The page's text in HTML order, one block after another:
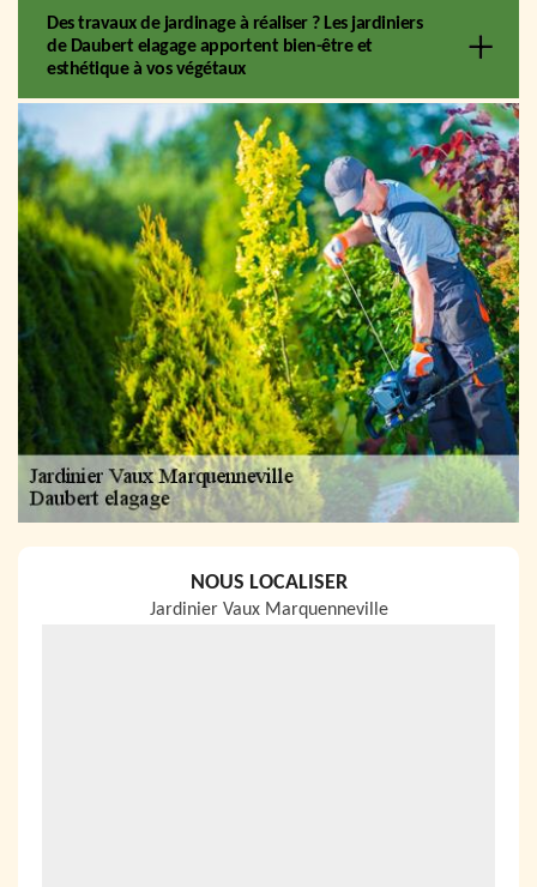
Des travaux de jardinage à réaliser ? Les jardiniers
de Daubert elagage apportent bien-être et
esthétique à vos végétaux
NOUS LOCALISER
Jardinier Vaux Marquenneville